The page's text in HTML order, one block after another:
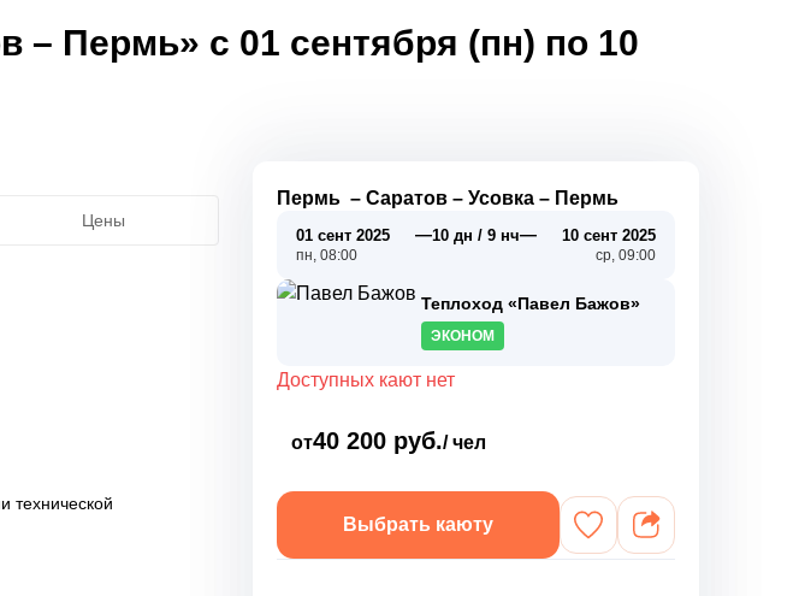
Пермь» с 01 сентября (пн) по 10
Цены
технической
Пермь –Саратов –Усовка – Пермь
01 сент 2025
пн, 08:00
—10 дн / 9 нч— 10 сент 2025
ср, 09:00
Теплоход «Павел Бажов»
ЭКОНОМ
Доступных кают нет
от40 200 руб./ чел
Выбрать каюту